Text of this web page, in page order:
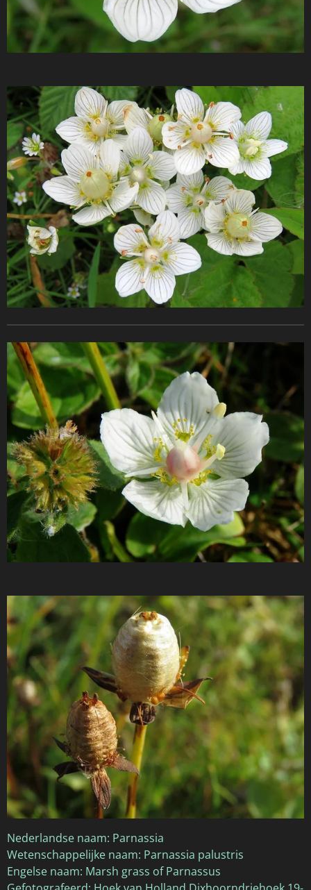
Nederlandse naam: Parnassia
Wetenschappelijke naam: Parnassia palustris
Engelse naam: Marsh grass of Parnassus